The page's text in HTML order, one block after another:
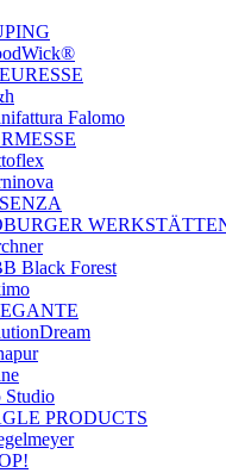
Falomo
Black Forest
Studio
PRODUCTS